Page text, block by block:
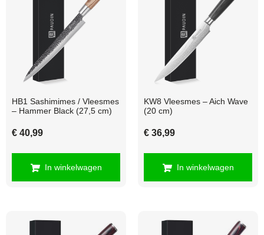
HB1 Sashimimes / Vleesmes
– Hammer Black (27,5 cm)
€ 40,99
In winkelwagen
KW8 Vleesmes – Aich Wave
(20 cm)
€ 36,99
In winkelwagen